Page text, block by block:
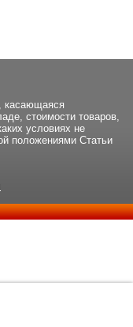
касающаяся
стоимости товаров,
условиях не
положениями Статьи